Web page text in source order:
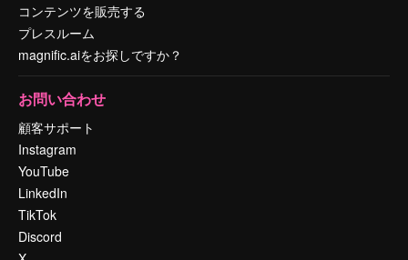
コンテンツを販売する
プレスルーム
magnific.aiをお探しですか？
お問い合わせ
顧客サポート
Instagram
YouTube
LinkedIn
TikTok
Discord